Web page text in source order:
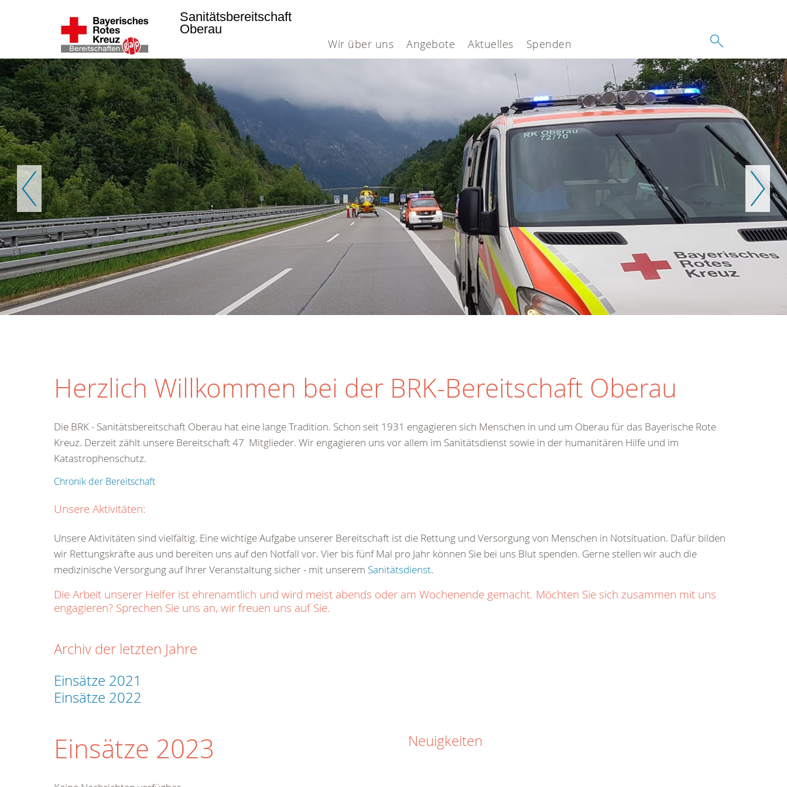
Wir über uns Angebote Aktuelles Spenden
Sanitätsbereitschaft
Oberau
Zurück Weiter
Herzlich Willkommen bei der BRK-Bereitschaft Oberau
Die BRK - Sanitätsbereitschaft Oberau hat eine lange Tradition. Schon seit 1931 engagieren sich Menschen in und um Oberau für das Bayerische Rote
Kreuz. Derzeit zählt unsere Bereitschaft 47 Mitglieder. Wir engagieren uns vor allem im Sanitätsdienst sowie in der humanitären Hilfe und im
Katastrophenschutz.
Chronik der Bereitschaft
Unsere Aktivitäten:
Unsere Aktivitäten sind vielfältig. Eine wichtige Aufgabe unserer Bereitschaft ist die Rettung und Versorgung von Menschen in Notsituation. Dafür bilden
wir Rettungskräfte aus und bereiten uns auf den Notfall vor. Vier bis fünf Mal pro Jahr können Sie bei uns Blut spenden. Gerne stellen wir auch die
medizinische Versorgung auf Ihrer Veranstaltung sicher - mit unserem Sanitätsdienst.
Die Arbeit unserer Helfer ist ehrenamtlich und wird meist abends oder am Wochenende gemacht. Möchten Sie sich zusammen mit uns
engagieren? Sprechen Sie uns an, wir freuen uns auf Sie.
Archiv der letzten Jahre
Einsätze 2021
Einsätze 2022
Einsätze 2023 Neuigkeiten